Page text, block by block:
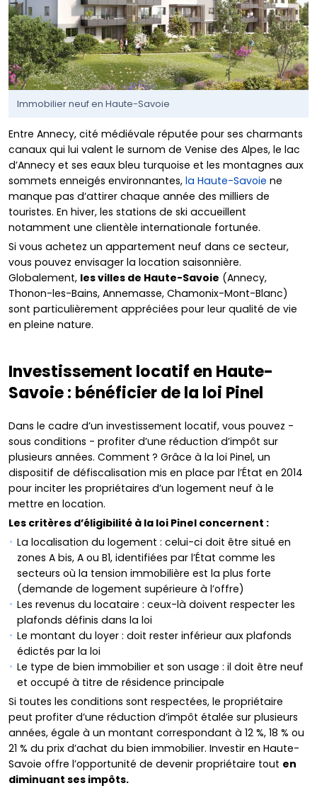
Immobilier neuf en Haute-Savoie
Entre Annecy, cité médiévale réputée pour ses charmants
canaux qui lui valent le surnom de Venise des Alpes, le lac
d’Annecy et ses eaux bleu turquoise et les montagnes aux
sommets enneigés environnantes, la Haute-Savoie ne
manque pas d’attirer chaque année des milliers de
touristes. En hiver, les stations de ski accueillent
notamment une clientèle internationale fortunée.
Si vous achetez un appartement neuf dans ce secteur,
vous pouvez envisager la location saisonnière.
Globalement, les villes de Haute-Savoie (Annecy,
Thonon-les-Bains, Annemasse, Chamonix-Mont-Blanc)
sont particulièrement appréciées pour leur qualité de vie
en pleine nature.
Investissement locatif en Haute-
Savoie : bénéficier de la loi Pinel
Dans le cadre d’un investissement locatif, vous pouvez -
sous conditions - profiter d’une réduction d’impôt sur
plusieurs années. Comment ? Grâce à la loi Pinel, un
dispositif de défiscalisation mis en place par l’État en 2014
pour inciter les propriétaires d’un logement neuf à le
mettre en location.
Les critères d’éligibilité à la loi Pinel concernent :
La localisation du logement : celui-ci doit être situé en
zones A bis, A ou B1, identifiées par l’État comme les
secteurs où la tension immobilière est la plus forte
(demande de logement supérieure à l’offre)
Les revenus du locataire : ceux-là doivent respecter les
plafonds définis dans la loi
Le montant du loyer : doit rester inférieur aux plafonds
édictés par la loi
Le type de bien immobilier et son usage : il doit être neuf
et occupé à titre de résidence principale
Si toutes les conditions sont respectées, le propriétaire
peut profiter d’une réduction d’impôt étalée sur plusieurs
années, égale à un montant correspondant à 12 %, 18 % ou
21 % du prix d’achat du bien immobilier. Investir en Haute-
Savoie offre l’opportunité de devenir propriétaire tout en
diminuant ses impôts.